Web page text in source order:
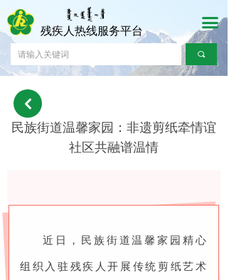
끀
首页
时政要闻
财经产经
文化娱乐
끀
残疾人热线服务平台
끠
民族街道温馨家园：非遗剪纸牵情谊
社区共融谱温情
近日，民族街道温馨家园精心
组织入驻残疾人开展传统剪纸艺术
낒